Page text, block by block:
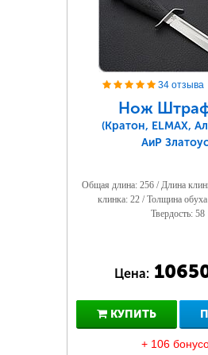
34 отзыва
Нож
(Кратон, ELMAX,
АиР
Общая длина: 256 / Длина
клинка: 22 / Толщина
Твердость: 58
Цена:
КУПИТЬ
+ 106